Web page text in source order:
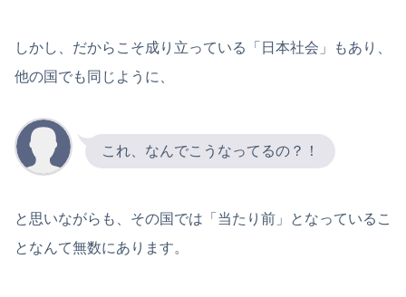
しかし、だからこそ成り立っている「日本社会」もあり、
他の国でも同じように、
これ、なんでこうなってるの？！
と思いながらも、その国では「当たり前」となっているこ
となんて無数にあります。